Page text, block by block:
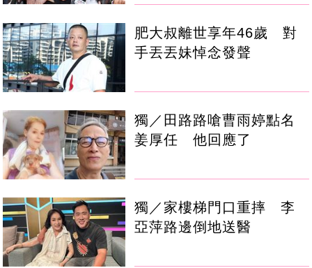
肥大叔離世享年46歲 對
手丟丟妹悼念發聲
獨／田路路嗆曹雨婷點名
姜厚任 他回應了
獨／家樓梯門口重摔 李
亞萍路邊倒地送醫